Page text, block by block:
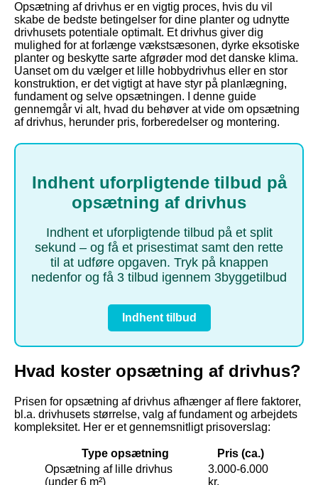
Opsætning af drivhus er en vigtig proces, hvis du vil
skabe de bedste betingelser for dine planter og udnytte
drivhusets potentiale optimalt. Et drivhus giver dig
mulighed for at forlænge vækstsæsonen, dyrke eksotiske
planter og beskytte sarte afgrøder mod det danske klima.
Uanset om du vælger et lille hobbydrivhus eller en stor
konstruktion, er det vigtigt at have styr på planlægning,
fundament og selve opsætningen. I denne guide
gennemgår vi alt, hvad du behøver at vide om opsætning
af drivhus, herunder pris, forberedelser og montering.
Indhent uforpligtende tilbud på
opsætning af drivhus
Indhent et uforpligtende tilbud på et split
sekund – og få et prisestimat samt den rette
til at udføre opgaven. Tryk på knappen
nedenfor og få 3 tilbud igennem 3byggetilbud
Indhent tilbud
Hvad koster opsætning af drivhus?
Prisen for opsætning af drivhus afhænger af flere faktorer,
bl.a. drivhusets størrelse, valg af fundament og arbejdets
kompleksitet. Her er et gennemsnitligt prisoverslag:
Type opsætning
Pris (ca.)
Opsætning af lille drivhus
(under 6 m²)
3.000-6.000
kr.